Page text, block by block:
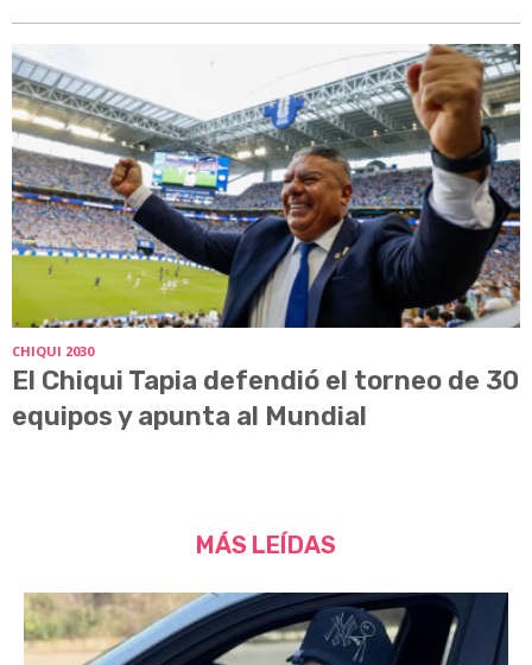
CHIQUI 2030
El Chiqui Tapia defendió el torneo de 30
equipos y apunta al Mundial
MÁS LEÍDAS